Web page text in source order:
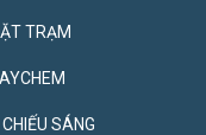
TRẠM
SÁNG